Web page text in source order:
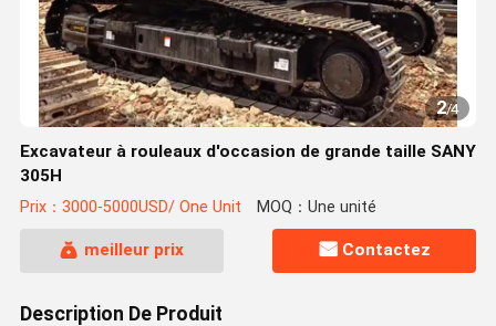
2/4
Excavateur à rouleaux d'occasion de grande taille SANY
305H
Prix：3000-5000USD/ One Unit MOQ：Une unité
meilleur prix Contactez
Description De Produit